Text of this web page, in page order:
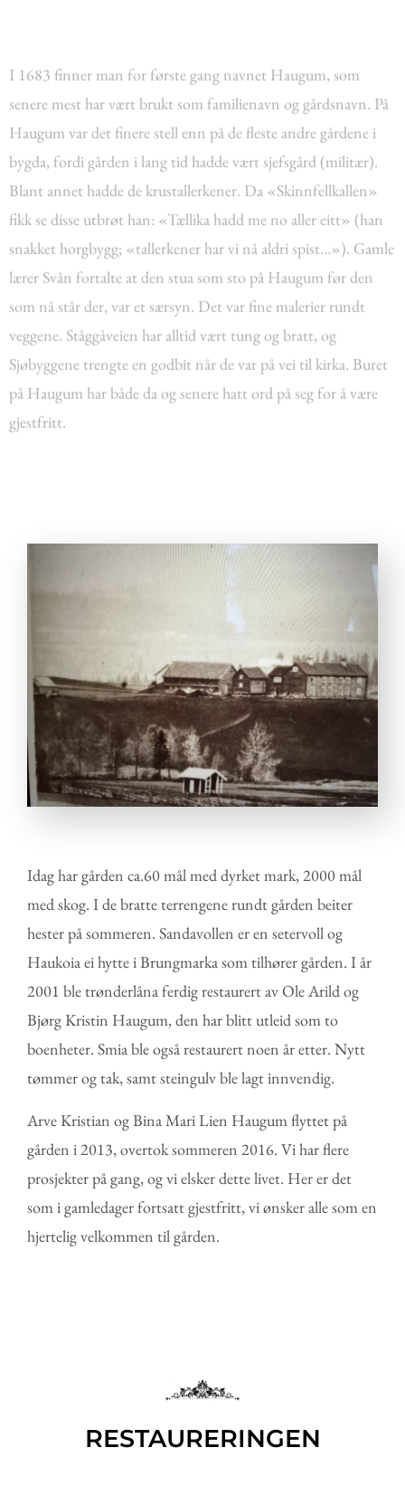
I 1683 finner man for første gang navnet Haugum, som
senere mest har vært brukt som familienavn og gårdsnavn. På
Haugum var det finere stell enn på de fleste andre gårdene i
bygda, fordi gården i lang tid hadde vært sjefsgård (militær).
Blant annet hadde de krustallerkener. Da «Skinnfellkallen»
fikk se disse utbrøt han: «Tællika hadd me no aller eitt» (han
snakket horgbygg; «tallerkener har vi nå aldri spist…»). Gamle
lærer Svån fortalte at den stua som sto på Haugum før den
som nå står der, var et særsyn. Det var fine malerier rundt
veggene. Ståggåveien har alltid vært tung og bratt, og
Sjøbyggene trengte en godbit når de var på vei til kirka. Buret
på Haugum har både da og senere hatt ord på seg for å være
gjestfritt.
Idag har gården ca.60 mål med dyrket mark, 2000 mål
med skog. I de bratte terrengene rundt gården beiter
hester på sommeren. Sandavollen er en setervoll og
Haukoia ei hytte i Brungmarka som tilhører gården. I år
2001 ble trønderlåna ferdig restaurert av Ole Arild og
Bjørg Kristin Haugum, den har blitt utleid som to
boenheter. Smia ble også restaurert noen år etter. Nytt
tømmer og tak, samt steingulv ble lagt innvendig.
Arve Kristian og Bina Mari Lien Haugum flyttet på
gården i 2013, overtok sommeren 2016. Vi har flere
prosjekter på gang, og vi elsker dette livet. Her er det
som i gamledager fortsatt gjestfritt, vi ønsker alle som en
hjertelig velkommen til gården.
RESTAURERINGEN